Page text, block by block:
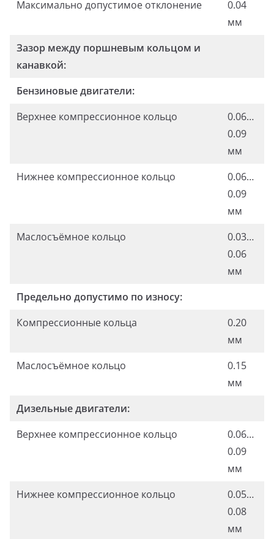
Максимально допустимое отклонение
0.04
мм
Зазор между поршневым кольцом и
канавкой:
Бензиновые двигатели:
Верхнее компрессионное кольцо
0.06…
0.09
мм
Нижнее компрессионное кольцо
0.06…
0.09
мм
Маслосъёмное кольцо
0.03…
0.06
мм
Предельно допустимо по износу:
Компрессионные кольца
0.20
мм
Маслосъёмное кольцо
0.15
мм
Дизельные двигатели:
Верхнее компрессионное кольцо
0.06…
0.09
мм
Нижнее компрессионное кольцо
0.05…
0.08
мм